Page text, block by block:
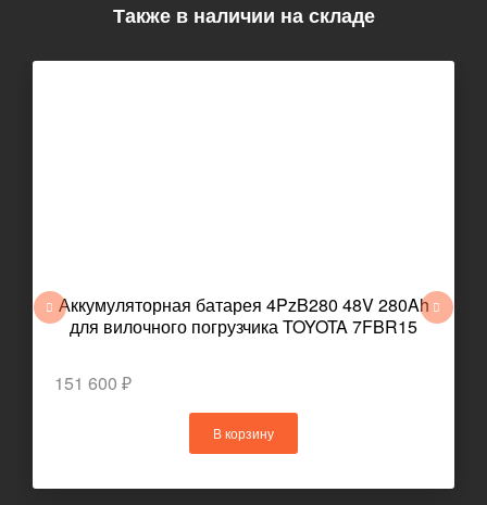
Также в наличии на складе
Аккумуляторная батарея 4PzB280 48V 280Ah
для вилочного погрузчика TOYOTA 7FBR15
151 600 ₽
В корзину